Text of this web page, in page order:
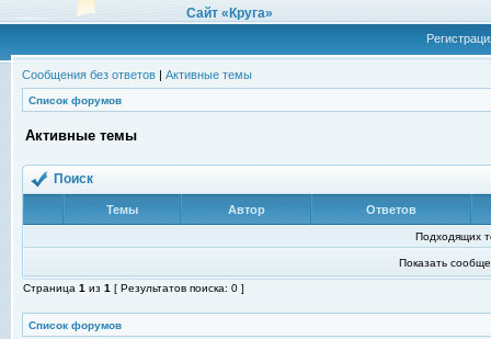
Сайт «Круга»
Сообщения без ответов | Активные темы
Список форумов
Активные темы
Поиск
Темы Автор Ответов
Подходящих
Показать
Страница 1 из 1 [ Результатов поиска: 0 ]
Список форумов